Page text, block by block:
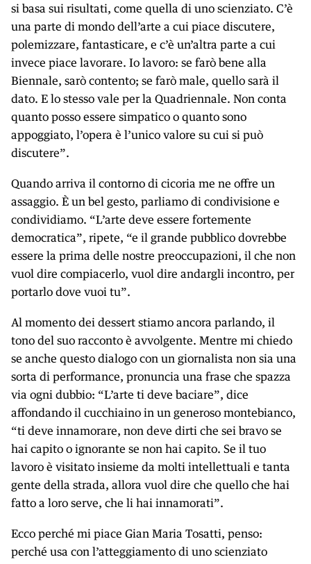
si basa sui risultati, come quella di uno scienziato. C’è
una parte di mondo dell’arte a cui piace discutere,
polemizzare, fantasticare, e c’è un’altra parte a cui
invece piace lavorare. Io lavoro: se farò bene alla
Biennale, sarò contento; se farò male, quello sarà il
dato. E lo stesso vale per la Quadriennale. Non conta
quanto posso essere simpatico o quanto sono
appoggiato, l’opera è l’unico valore su cui si può
discutere”.
Quando arriva il contorno di cicoria me ne offre un
assaggio. È un bel gesto, parliamo di condivisione e
condividiamo. “L’arte deve essere fortemente
democratica”, ripete, “e il grande pubblico dovrebbe
essere la prima delle nostre preoccupazioni, il che non
vuol dire compiacerlo, vuol dire andargli incontro, per
portarlo dove vuoi tu”.
Al momento dei dessert stiamo ancora parlando, il
tono del suo racconto è avvolgente. Mentre mi chiedo
se anche questo dialogo con un giornalista non sia una
sorta di performance, pronuncia una frase che spazza
via ogni dubbio: “L’arte ti deve baciare”, dice
affondando il cucchiaino in un generoso montebianco,
“ti deve innamorare, non deve dirti che sei bravo se
hai capito o ignorante se non hai capito. Se il tuo
lavoro è visitato insieme da molti intellettuali e tanta
gente della strada, allora vuol dire che quello che hai
fatto a loro serve, che li hai innamorati”.
Ecco perché mi piace Gian Maria Tosatti, penso:
perché usa con l’atteggiamento di uno scienziato